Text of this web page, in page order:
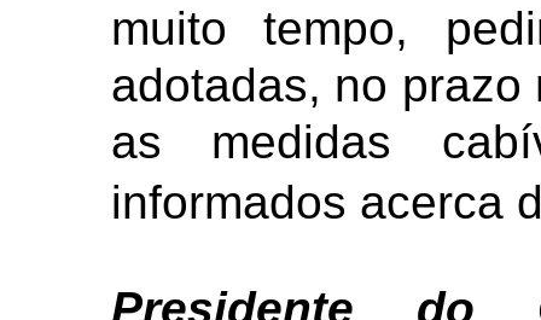
muito tempo,
adotadas, no
as medidas
informados acerca
Presidente do